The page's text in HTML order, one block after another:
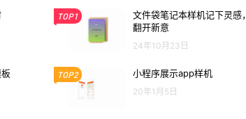
TOP1
文件袋笔记本样机记下灵感，
翻开新意
24年10月23日
TOP2 小程序展示app样机
20年1月5日